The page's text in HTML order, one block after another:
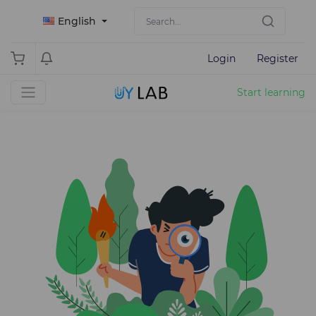
English
Login Register
Start learning